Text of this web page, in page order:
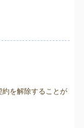
を解除することが